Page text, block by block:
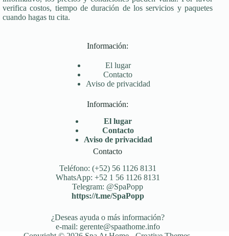
verifica costos, tiempo de duración de los servicios y paquetes
cuando hagas tu cita.
Información:
El lugar
Contacto
Aviso de privacidad
Información:
El lugar
Contacto
Aviso de privacidad
Contacto
Teléfono: (+52) 56 1126 8131
WhatsApp: +52 1 56 1126 8131
Telegram: @SpaPopp
https://t.me/SpaPopp
¿Deseas ayuda o más información?
e-mail: gerente@spaathome.info